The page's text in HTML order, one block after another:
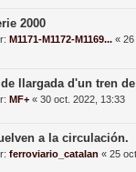
2000
M1171-M1172-M1169... « 26
llargada d'un tren
MF+ « 30 oct. 2022, 13:33
a la circulación.
ferroviario_catalan « 25